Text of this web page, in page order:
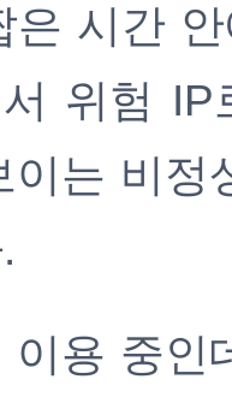
은 시간
위험
이는 비정
이용 중인